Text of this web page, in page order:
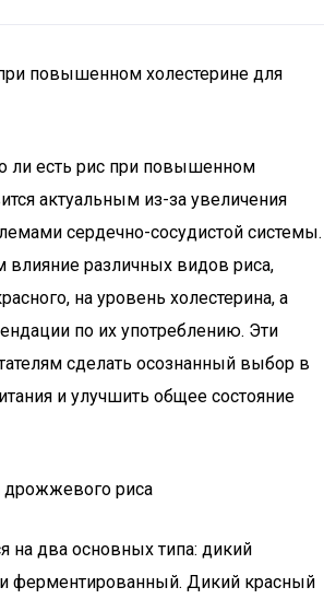
повышенном холестерине для
ли есть рис при повышенном
актуальным из-за увеличения
сердечно-сосудистой системы.
влияние различных видов риса,
на уровень холестерина, а
по их употреблению. Эти
сделать осознанный выбор в
и улучшить общее состояние
дрожжевого риса
на два основных типа: дикий
ферментированный. Дикий красный